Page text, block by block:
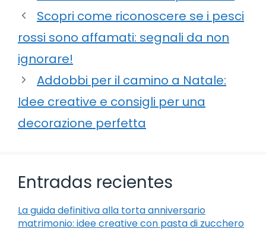
Scopri come riconoscere se i pesci
rossi sono affamati: segnali da non
ignorare!
Addobbi per il camino a Natale:
Idee creative e consigli per una
decorazione perfetta
Entradas recientes
La guida definitiva alla torta anniversario
matrimonio: idee creative con pasta di zucchero